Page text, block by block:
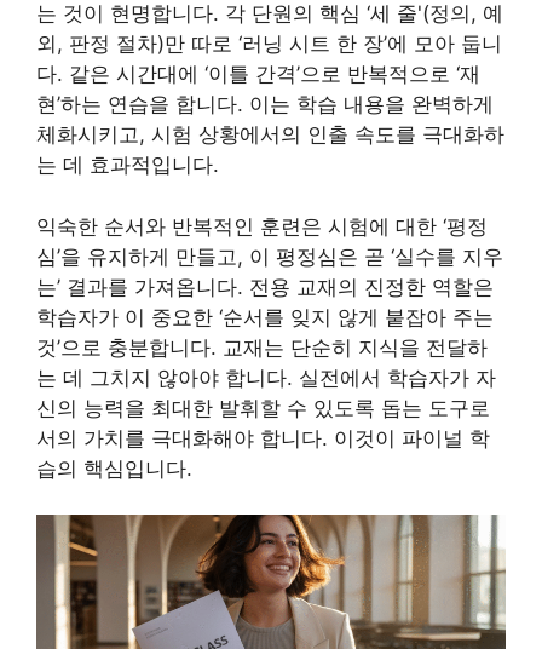
는 것이 현명합니다. 각 단원의 핵심 ‘세 줄'(정의, 예
외, 판정 절차)만 따로 ‘러닝 시트 한 장’에 모아 둡니
다. 같은 시간대에 ‘이틀 간격’으로 반복적으로 ‘재
현’하는 연습을 합니다. 이는 학습 내용을 완벽하게
체화시키고, 시험 상황에서의 인출 속도를 극대화하
는 데 효과적입니다.
익숙한 순서와 반복적인 훈련은 시험에 대한 ‘평정
심’을 유지하게 만들고, 이 평정심은 곧 ‘실수를 지우
는’ 결과를 가져옵니다. 전용 교재의 진정한 역할은
학습자가 이 중요한 ‘순서를 잊지 않게 붙잡아 주는
것’으로 충분합니다. 교재는 단순히 지식을 전달하
는 데 그치지 않아야 합니다. 실전에서 학습자가 자
신의 능력을 최대한 발휘할 수 있도록 돕는 도구로
서의 가치를 극대화해야 합니다. 이것이 파이널 학
습의 핵심입니다.